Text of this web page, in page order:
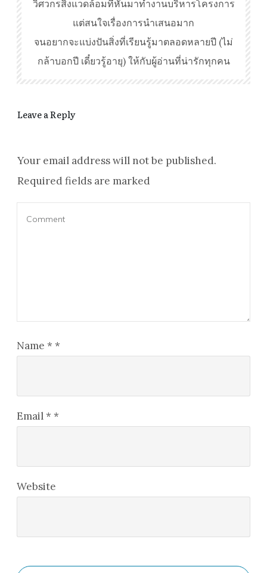
วิศวกรสิ่งแวดล้อมที่หันมาทำงานบริหารโครงการ
แต่สนใจเรื่องการนำเสนอมาก
จนอยากจะแบ่งปันสิ่งที่เรียนรู้มาตลอดหลายปี (ไม่
กล้าบอกปี เดี๋ยวรู้อายุ) ให้กับผู้อ่านที่น่ารักทุกคน
Leave a Reply
Your email address will not be published.
Required fields are marked
Name * *
Email* *
Website